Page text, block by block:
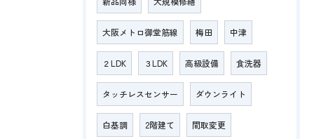
大阪メトロ御堂筋線 梅田 中津
２LDK ３LDK 高級設備 食洗器
タッチレスセンサー ダウンライト
白基調 2階建て 間取変更